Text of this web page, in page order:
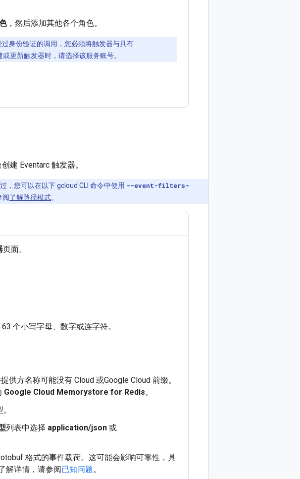
，然后添加其他各个角色。
过身份验证的调用，您必须将触发器与具有
更新触发器时，请选择该服务账号。
建 Eventarc 触发器。
，您可以在以下 gcloud CLI 命令中使用 --event-filters-
阅了解路径模式。
页面。
个小写字母、数字或连字符。
供方名称可能没有 Cloud 或Google Cloud 前缀。
Google Cloud Memorystore for Redis。
列表中选择 application/json 或
格式的事件载荷。这可能会影响可靠性，具
解详情，请参阅已知问题。